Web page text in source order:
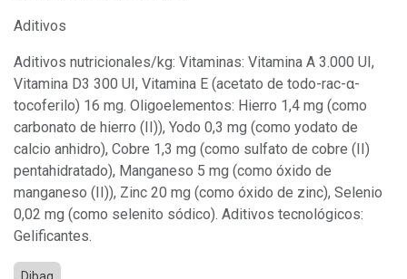
Aditivos
Aditivos nutricionales/kg: Vitaminas: Vitamina A 3.000 UI,
Vitamina D3 300 UI, Vitamina E (acetato de todo-rac-α-
tocoferilo) 16 mg. Oligoelementos: Hierro 1,4 mg (como
carbonato de hierro (II)), Yodo 0,3 mg (como yodato de
calcio anhidro), Cobre 1,3 mg (como sulfato de cobre (II)
pentahidratado), Manganeso 5 mg (como óxido de
manganeso (II)), Zinc 20 mg (como óxido de zinc), Selenio
0,02 mg (como selenito sódico). Aditivos tecnológicos:
Gelificantes.